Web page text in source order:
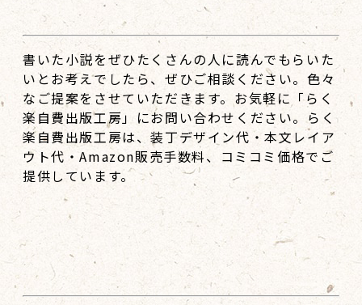
書いた小説をぜひたくさんの人に読んでもらいた
いとお考えでしたら、ぜひご相談ください。色々
なご提案をさせていただきます。お気軽に「らく
楽自費出版工房」にお問い合わせください。らく
楽自費出版工房は、装丁デザイン代・本文レイア
ウト代・Amazon販売手数料、コミコミ価格でご
提供しています。